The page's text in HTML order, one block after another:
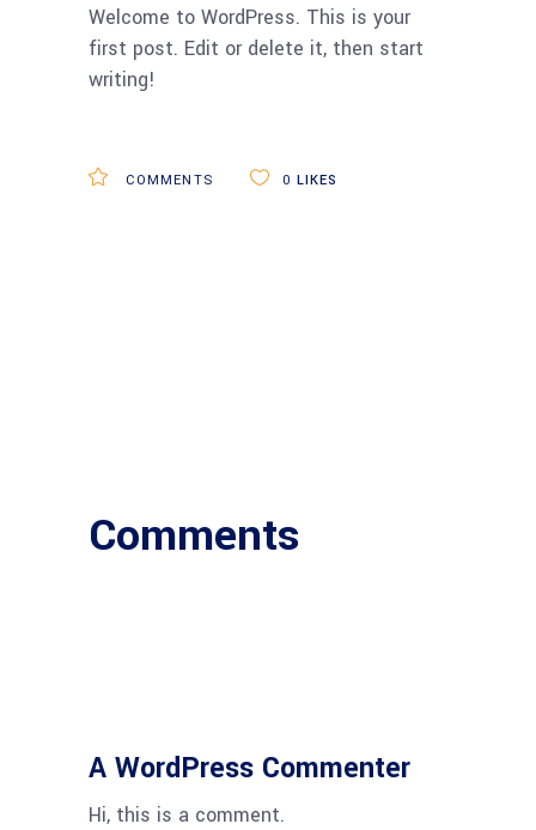
Welcome to WordPress. This is your
first post. Edit or delete it, then start
writing!
COMMENTS 0 LIKES
Comments
A WordPress Commenter
Hi, this is a comment.